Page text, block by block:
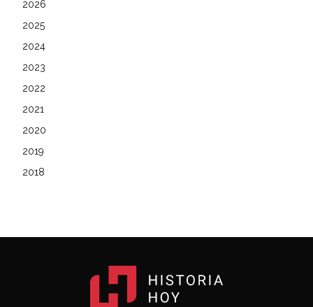
2026
2025
2024
2023
2022
2021
2020
2019
2018